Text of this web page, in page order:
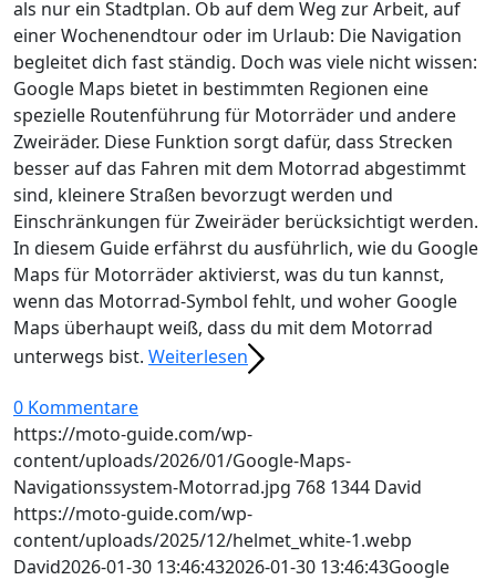
als nur ein Stadtplan. Ob auf dem Weg zur Arbeit, auf
einer Wochenendtour oder im Urlaub: Die Navigation
begleitet dich fast ständig. Doch was viele nicht wissen:
Google Maps bietet in bestimmten Regionen eine
spezielle Routenführung für Motorräder und andere
Zweiräder. Diese Funktion sorgt dafür, dass Strecken
besser auf das Fahren mit dem Motorrad abgestimmt
sind, kleinere Straßen bevorzugt werden und
Einschränkungen für Zweiräder berücksichtigt werden.
In diesem Guide erfährst du ausführlich, wie du Google
Maps für Motorräder aktivierst, was du tun kannst,
wenn das Motorrad-Symbol fehlt, und woher Google
Maps überhaupt weiß, dass du mit dem Motorrad
unterwegs bist. Weiterlesen
0 Kommentare
https://moto-guide.com/wp-
content/uploads/2026/01/Google-Maps-
Navigationssystem-Motorrad.jpg 768 1344 David
https://moto-guide.com/wp-
content/uploads/2025/12/helmet_white-1.webp
David2026-01-30 13:46:432026-01-30 13:46:43Google